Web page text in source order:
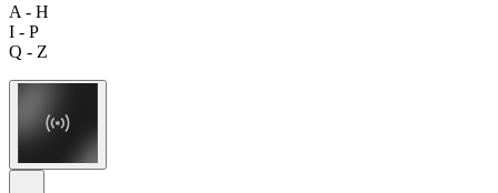
A - H
I - P
Q - Z